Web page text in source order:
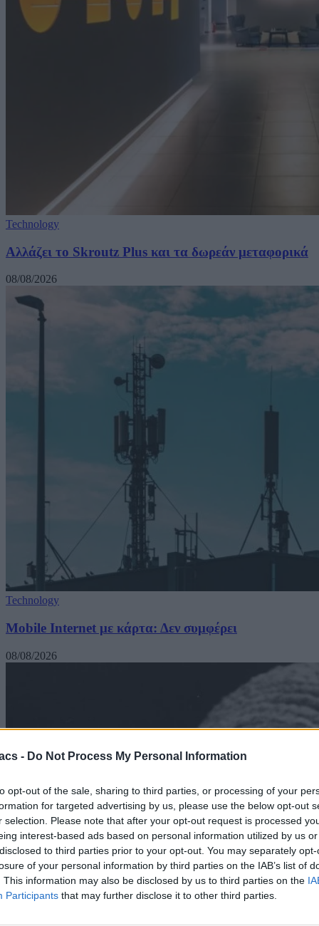
- Do Not Process My Personal Information
opt-out of the sale, sharing to third parties, or processing of your
for targeted advertising by us, please use the below opt-out
selection. Please note that after your opt-out request is processed
interest-based ads based on personal information utilized by us
to third parties prior to your opt-out. You may separately
of your personal information by third parties on the IAB’s list of
This information may also be disclosed by us to third parties on the
Participants that may further disclose it to other third parties.
Technology
Αλλάζει το Skroutz Plus και τα δωρεάν μεταφορικά
08/08/2026
Technology
Mobile Internet με κάρτα: Δεν συμφέρει
08/08/2026